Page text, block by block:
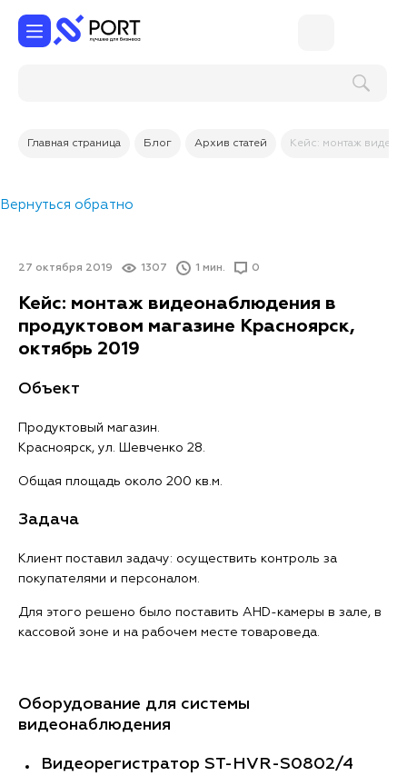
Главная страница Блог Архив статей Кейс: монтаж
Вернуться обратно
27 октября 2019 1307 1 мин. 0
Кейс: монтаж видеонаблюдения в
продуктовом магазине Красноярск,
октябрь 2019
Объект
Продуктовый магазин.
Красноярск, ул. Шевченко 28.
Общая площадь около 200 кв.м.
Задача
Клиент поставил задачу: осуществить контроль за
покупателями и персоналом.
Для этого решено было поставить AHD-камеры в зале, в
кассовой зоне и на рабочем месте товароведа.
Оборудование для системы
видеонаблюдения
Видеорегистратор ST-HVR-S0802/4